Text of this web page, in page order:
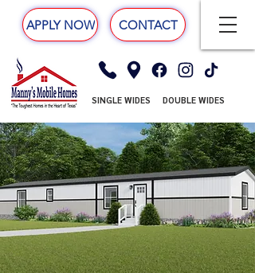
DOUBLE WIDES
APPLY NOW CONTACT
SINGLE WIDES